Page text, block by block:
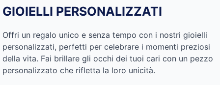
GIOIELLI PERSONALIZZATI
Offri un regalo unico e senza tempo con i nostri gioielli
personalizzati, perfetti per celebrare i momenti preziosi
della vita. Fai brillare gli occhi dei tuoi cari con un pezzo
personalizzato che rifletta la loro unicità.